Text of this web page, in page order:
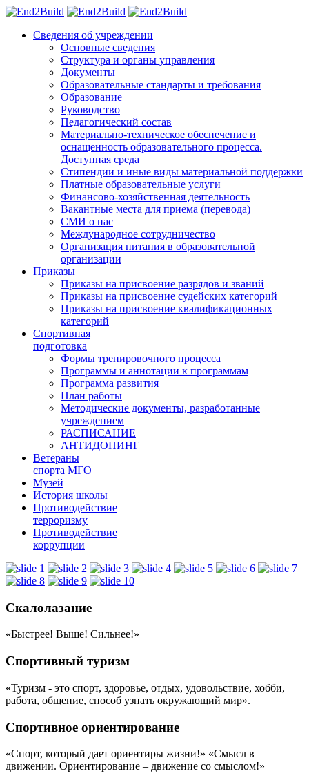
Сведения об учреждении
Основные сведения
Структура и органы управления
Документы
Образовательные стандарты и требования
Образование
Руководство
Педагогический состав
Материально-техническое обеспечение и
оснащенность образовательного процесса.
Доступная среда
Стипендии и иные виды материальной поддержки
Платные образовательные услуги
Финансово-хозяйственная деятельность
Вакантные места для приема (перевода)
СМИ о нас
Международное сотрудничество
Организация питания в образовательной
организации
Приказы
Приказы на присвоение разрядов и званий
Приказы на присвоение судейских категорий
Приказы на присвоение квалификационных
категорий
Спортивная
подготовка
Формы тренировочного процесса
Программы и аннотации к программам
Программа развития
План работы
Методические документы, разработанные
учреждением
РАСПИСАНИЕ
АНТИДОПИНГ
Ветераны
спорта МГО
Музей
История школы
Противодействие
терроризму
Противодействие
коррупции
Скалолазание
«Быстрее! Выше! Сильнее!»
Спортивный туризм
«Туризм - это спорт, здоровье, отдых, удовольствие, хобби,
работа, общение, способ узнать окружающий мир».
Спортивное ориентирование
«Спорт, который дает ориентиры жизни!» «Смысл в
движении. Ориентирование – движение со смыслом!»